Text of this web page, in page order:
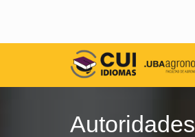
Autoridades